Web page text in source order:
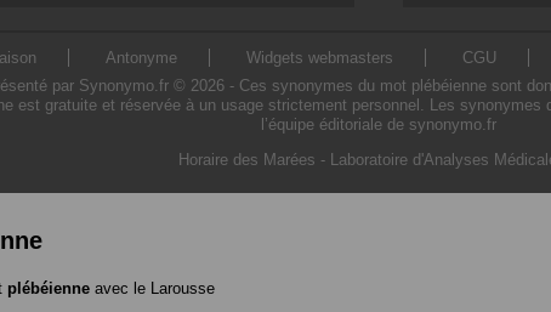
Antonyme Widgets webmasters CGU
par Synonymo.fr © 2026 - Ces synonymes du mot plébéienne sont
est gratuite et réservée à un usage strictement personnel. Les
l’équipe éditoriale de synonymo.fr
Horaire des Marées - Laboratoire d'Analyses
plébéienne avec le Larousse